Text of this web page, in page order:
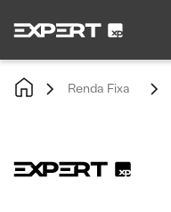
Renda Fixa